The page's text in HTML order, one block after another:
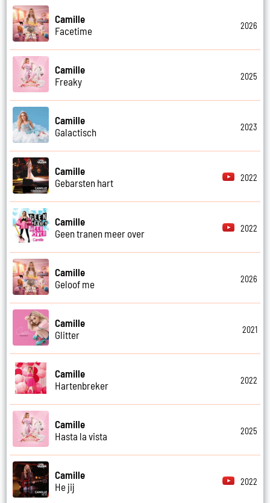
Camille
Facetime
2026
Camille
Freaky
2025
Camille
Galactisch
2023
Camille
Gebarsten hart
2022
Camille
Geen tranen meer over
2022
Camille
Geloof me
2026
Camille
Glitter
2021
Camille
Hartenbreker
2022
Camille
Hasta la vista
2025
Camille
He jij
2022